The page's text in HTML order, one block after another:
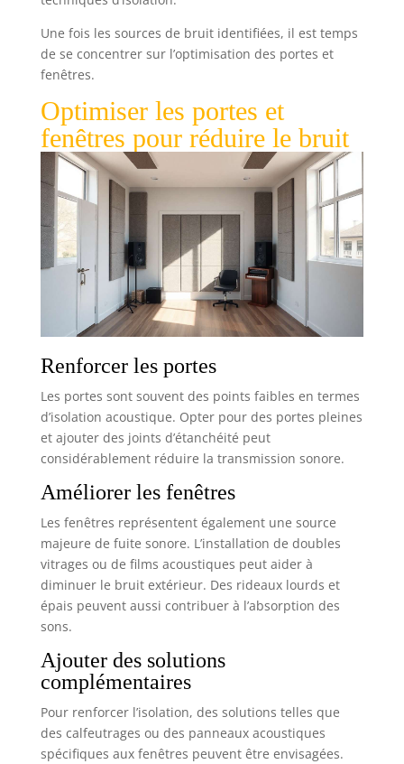
Une fois les sources de bruit identifiées, il est temps
de se concentrer sur l’optimisation des portes et
fenêtres.
Optimiser les portes et
fenêtres pour réduire le bruit
Renforcer les portes
Les portes sont souvent des points faibles en termes
d’isolation acoustique. Opter pour des portes pleines
et ajouter des joints d’étanchéité peut
considérablement réduire la transmission sonore.
Améliorer les fenêtres
Les fenêtres représentent également une source
majeure de fuite sonore. L’installation de doubles
vitrages ou de films acoustiques peut aider à
diminuer le bruit extérieur. Des rideaux lourds et
épais peuvent aussi contribuer à l’absorption des
sons.
Ajouter des solutions
complémentaires
Pour renforcer l’isolation, des solutions telles que
des calfeutrages ou des panneaux acoustiques
spécifiques aux fenêtres peuvent être envisagées.